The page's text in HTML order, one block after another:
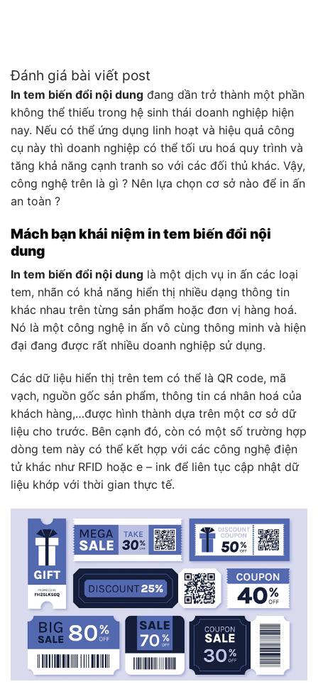
Đánh giá bài viết post
In tem biến đổi nội dung đang dần trở thành một phần
không thể thiếu trong hệ sinh thái doanh nghiệp hiện
nay. Nếu có thể ứng dụng linh hoạt và hiệu quả công
cụ này thì doanh nghiệp có thể tối ưu hoá quy trình và
tăng khả năng cạnh tranh so với các đối thủ khác. Vậy,
công nghệ trên là gì ? Nên lựa chọn cơ sở nào để in ấn
an toàn ?
Mách bạn khái niệm in tem biến đổi nội
dung
In tem biến đổi nội dung là một dịch vụ in ấn các loại
tem, nhãn có khả năng hiển thị nhiều dạng thông tin
khác nhau trên từng sản phẩm hoặc đơn vị hàng hoá.
Nó là một công nghệ in ấn vô cùng thông minh và hiện
đại đang được rất nhiều doanh nghiệp sử dụng.
Các dữ liệu hiển thị trên tem có thể là QR code, mã
vạch, nguồn gốc sản phẩm, thông tin cá nhân hoá của
khách hàng,…được hình thành dựa trên một cơ sở dữ
liệu cho trước. Bên cạnh đó, còn có một số trường hợp
dòng tem này có thể kết hợp với các công nghệ điện
tử khác như RFID hoặc e – ink để liên tục cập nhật dữ
liệu khớp với thời gian thực tế.